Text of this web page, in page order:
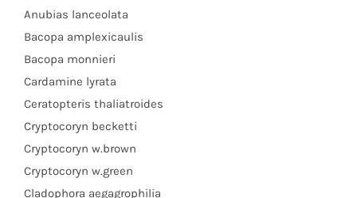
Anubias lanceolata
Bacopa amplexicaulis
Bacopa monnieri
Cardamine lyrata
Ceratopteris thaliatroides
Cryptocoryn becketti
Cryptocoryn w.brown
Cryptocoryn w.green
Cladophora aegagrophilia